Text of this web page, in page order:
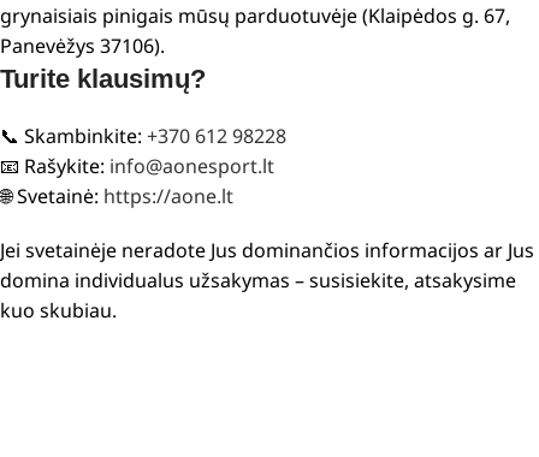
grynaisiais pinigais mūsų parduotuvėje (Klaipėdos g. 67,
Panevėžys 37106).
Turite klausimų?
📞 Skambinkite: +370 612 98228
📧 Rašykite: info@aonesport.lt
🌐 Svetainė: https://aone.lt
Jei svetainėje neradote Jus dominančios informacijos ar Jus
domina individualus užsakymas – susisiekite, atsakysime
kuo skubiau.